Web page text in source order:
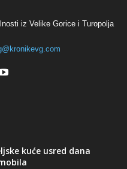
iz Velike Gorice i Turopolja
kuće usred dana